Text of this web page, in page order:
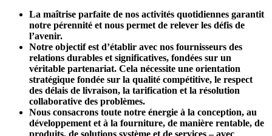
La maîtrise parfaite de nos activités quotidiennes garantit
notre pérennité et nous permet de relever les défis de
l’avenir.
Notre objectif est d’établir avec nos fournisseurs des
relations durables et significatives, fondées sur un
véritable partenariat. Cela nécessite une orientation
stratégique fondée sur la qualité compétitive, le respect
des délais de livraison, la tarification et la résolution
collaborative des problèmes.
Nous consacrons toute notre énergie à la conception, au
développement et à la fourniture, de manière rentable, de